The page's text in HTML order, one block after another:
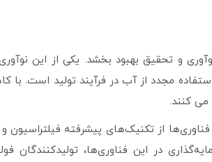
و تحقیق بهبود بخشد. یکی از این
مجدد از آب در فرآیند تولید است. با
کنند.
از تکنیک‌های پیشرفته فیلتراسیون
در این فناوری‌ها، تولیدکنندگان